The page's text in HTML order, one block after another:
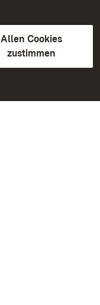
Allen Cookies
zustimmen